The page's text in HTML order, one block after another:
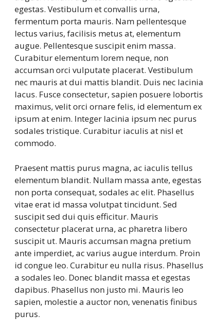
egestas. Vestibulum et convallis urna,
fermentum porta mauris. Nam pellentesque
lectus varius, facilisis metus at, elementum
augue. Pellentesque suscipit enim massa.
Curabitur elementum lorem neque, non
accumsan orci vulputate placerat. Vestibulum
nec mauris at dui mattis blandit. Duis nec lacinia
lacus. Fusce consectetur, sapien posuere lobortis
maximus, velit orci ornare felis, id elementum ex
ipsum at enim. Integer lacinia ipsum nec purus
sodales tristique. Curabitur iaculis at nisl et
commodo.
Praesent mattis purus magna, ac iaculis tellus
elementum blandit. Nullam massa ante, egestas
non porta consequat, sodales ac elit. Phasellus
vitae erat id massa volutpat tincidunt. Sed
suscipit sed dui quis efficitur. Mauris
consectetur placerat urna, ac pharetra libero
suscipit ut. Mauris accumsan magna pretium
ante imperdiet, ac varius augue interdum. Proin
id congue leo. Curabitur eu nulla risus. Phasellus
a sodales leo. Donec blandit massa et egestas
dapibus. Phasellus non justo mi. Mauris leo
sapien, molestie a auctor non, venenatis finibus
purus.